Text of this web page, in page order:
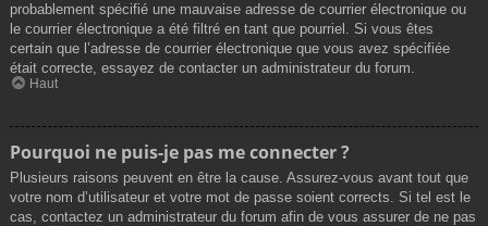
probablement spécifié une mauvaise adresse de courrier électronique ou
le courrier électronique a été filtré en tant que pourriel. Si vous êtes
certain que l’adresse de courrier électronique que vous avez spécifiée
était correcte, essayez de contacter un administrateur du forum.
Haut
Pourquoi ne puis-je pas me connecter ?
Plusieurs raisons peuvent en être la cause. Assurez-vous avant tout que
votre nom d’utilisateur et votre mot de passe soient corrects. Si tel est le
cas, contactez un administrateur du forum afin de vous assurer de ne pas